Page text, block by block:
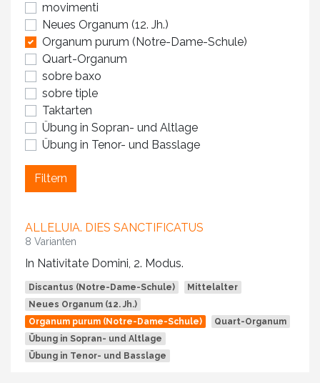
ALLELUIA. DIES SANCTIFICATUS
8 Varianten
In Nativitate Domini, 2. Modus.
Discantus (Notre-Dame-Schule)
Mittelalter
Neues Organum (12. Jh.)
Organum purum (Notre-Dame-Schule)
Quart-Organum
Übung in Sopran- und Altlage
Übung in Tenor- und Basslage
movimenti
Neues Organum (12. Jh.)
Organum purum (Notre-Dame-Schule)
Quart-Organum
sobre baxo
sobre tiple
Taktarten
Übung in Sopran- und Altlage
Übung in Tenor- und Basslage
Filtern